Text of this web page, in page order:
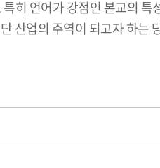
히 언어가 강점인 본교의
산업의 주역이 되고자 하는